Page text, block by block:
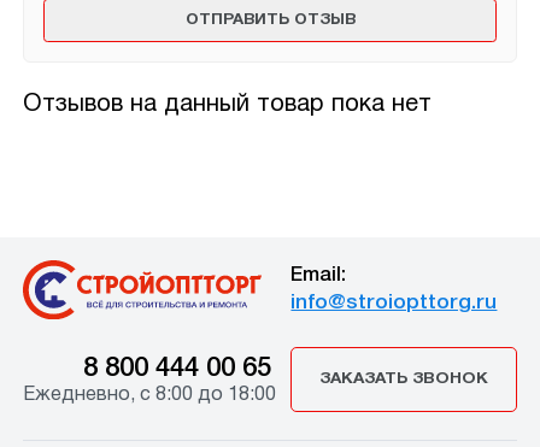
Отзывов на данный товар пока нет
Email:
info@stroiopttorg.ru
8 800 444 00 65
Ежедневно, с 8:00 до 18:00
ЗАКАЗАТЬ ЗВОНОК